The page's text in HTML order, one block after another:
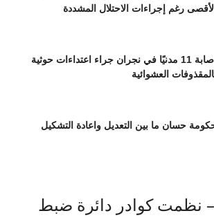
الأقصى رغم إجراءات الاحتلال المشددة
إصابة 11 مدنيًا في نجران جراء اعتداءات حوثية
العشوائية
حسان ما بين التعديل واعادة التشكيل
نظمت كوادر دائرة ضبط